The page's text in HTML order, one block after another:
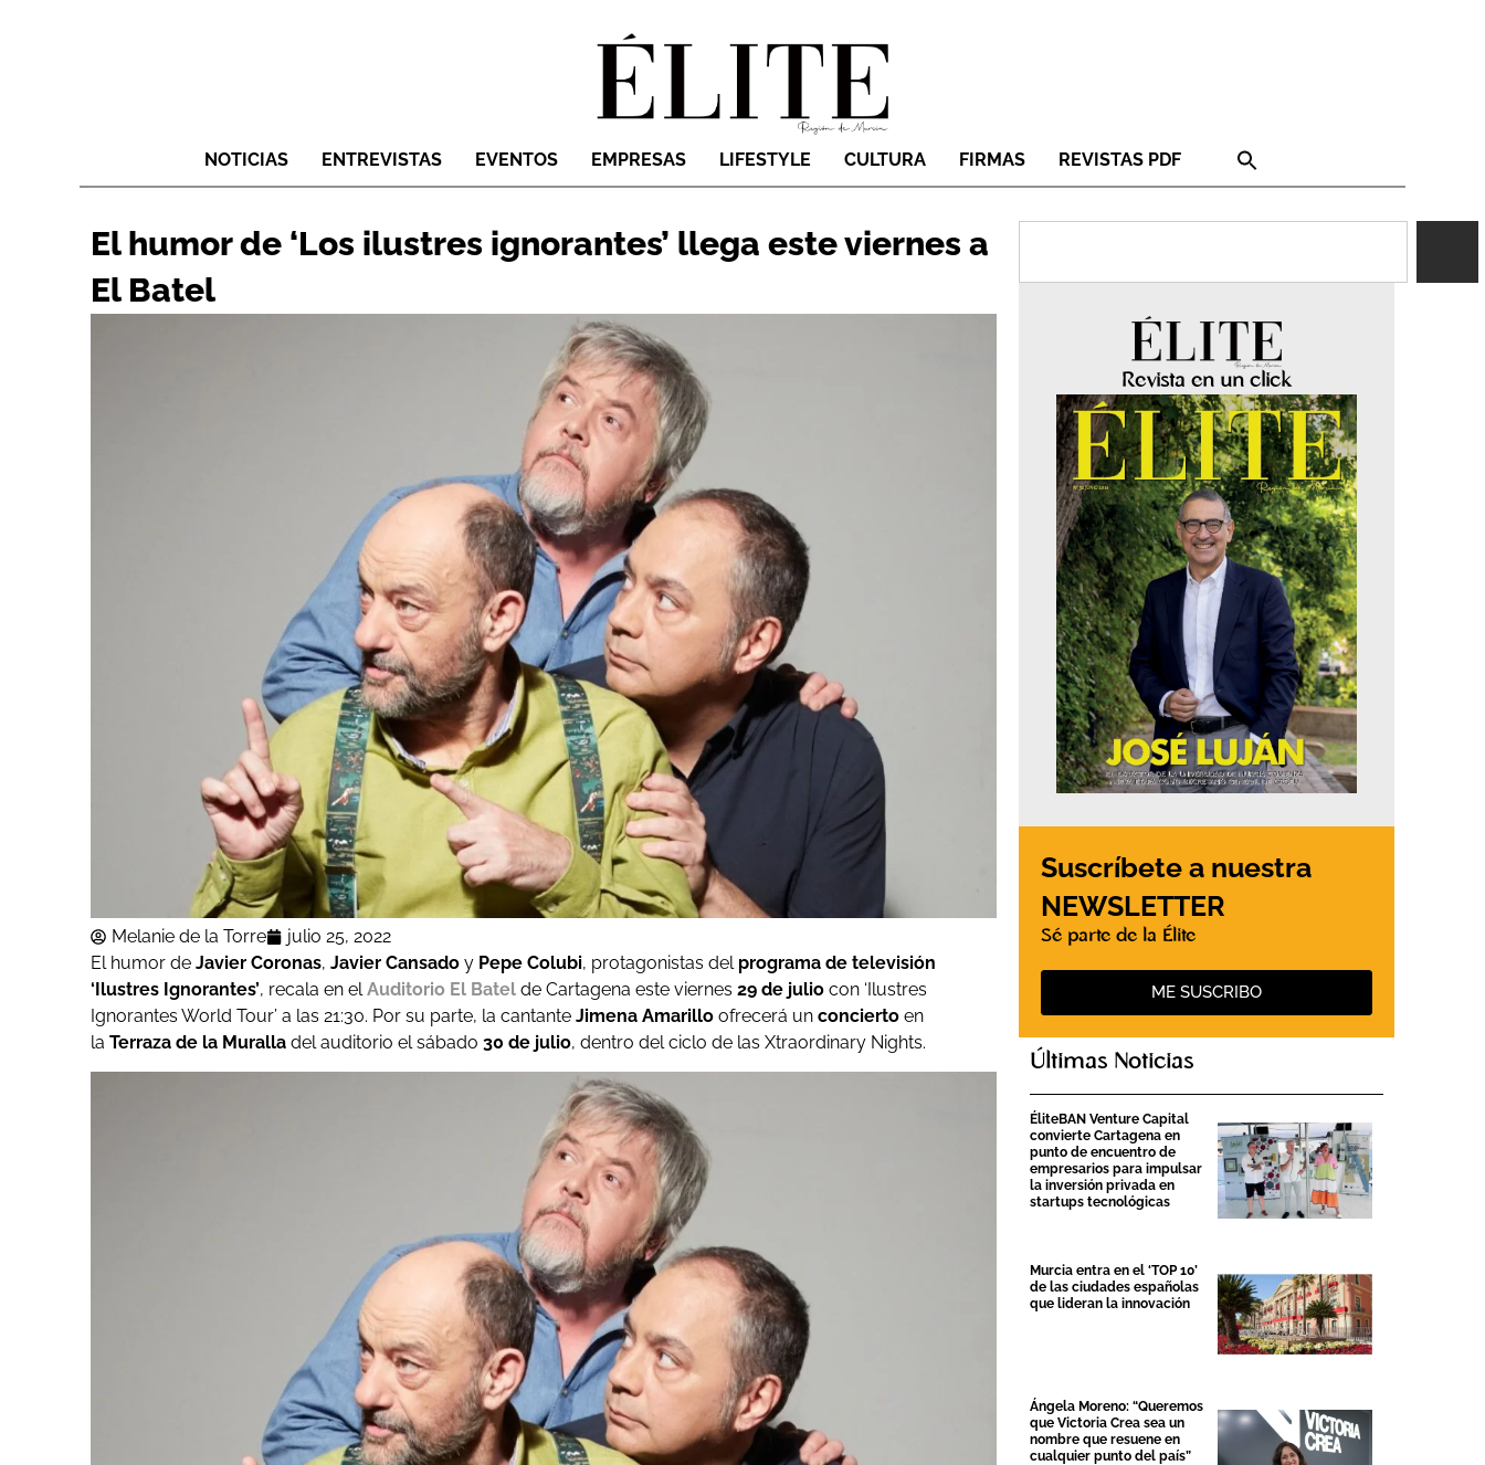
NOTICIAS ENTREVISTAS EVENTOS EMPRESAS LIFESTYLE CULTURA FIRMAS REVISTAS PDF
El humor de ‘Los ilustres ignorantes’ llega este viernes a
El Batel
Melanie de la Torre
julio 25, 2022
El humor de Javier Coronas, Javier Cansado y Pepe Colubi, protagonistas del programa de televisión
‘Ilustres Ignorantes’, recala en elAuditorio El Batel de Cartagena este viernes 29 de julio con ‘Ilustres
Ignorantes World Tour’ a las 21:30. Por su parte, la cantante Jimena Amarillo ofrecerá un concierto en
la Terraza de la Muralla del auditorio el sábado 30 de julio, dentro del ciclo de las Xtraordinary Nights.
Revista en un click
Suscríbete a nuestra
NEWSLETTER
Sé parte de la Élite
ME SUSCRIBO
Últimas Noticias
ÉliteBAN Venture Capital
convierte Cartagena en
punto de encuentro de
empresarios para impulsar
la inversión privada en
startups tecnológicas
Murcia entra en el ‘TOP 10’
de las ciudades españolas
que lideran la innovación
Ángela Moreno: “Queremos
que Victoria Crea sea un
nombre que resuene en
cualquier punto del país”